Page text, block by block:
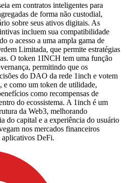
em contratos inteligentes para
de forma não custodial,
sobre seus ativos digitais. As
incluem sua compatibilidade
o acesso a uma ampla gama de
Limitada, que permite estratégias
O token 1INCH tem uma função
permitindo que os
do DAO da rede 1inch e votem
e como um token de utilidade,
como recompensas de
do ecossistema. A 1inch é um
da Web3, melhorando
do capital e a experiência do usuário
nos mercados financeiros
aplicativos DeFi.